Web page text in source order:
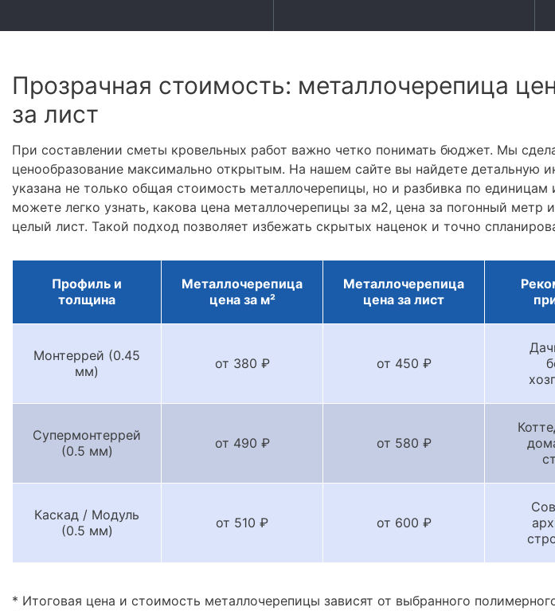
Прозрачная стоимость: металлочерепица
за лист
При составлении сметы кровельных работ важно четко понимать бюджет. Мы
ценообразование максимально открытым. На нашем сайте вы найдете детальную
указана не только общая стоимость металлочерепицы, но и разбивка по единицам
можете легко узнать, какова цена металлочерепицы за м2, цена за погонный метр
целый лист. Такой подход позволяет избежать скрытых наценок и точно
Профиль и
толщина
Металлочерепица
цена за м²
Металлочерепица
цена за лист
Монтеррей (0.45
мм)
от 380 ₽ от 450 ₽
Супермонтеррей
(0.5 мм)
от 490 ₽ от 580 ₽
Каскад / Модуль
(0.5 мм)
от 510 ₽ от 600 ₽
* Итоговая цена и стоимость металлочерепицы зависят от выбранного